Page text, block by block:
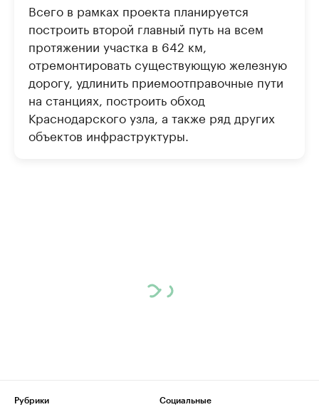
Всего в рамках проекта планируется
построить второй главный путь на всем
протяжении участка в 642 км,
отремонтировать существующую железную
дорогу, удлинить приемоотправочные пути
на станциях, построить обход
Краснодарского узла, а также ряд других
объектов инфраструктуры.
Рубрики
Социальные